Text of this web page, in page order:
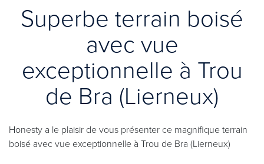
Superbe terrain boisé
avec vue
exceptionnelle à Trou
de Bra (Lierneux)
Honesty a le plaisir de vous présenter ce magnifique terrain
boisé avec vue exceptionnelle à Trou de Bra (Lierneux)